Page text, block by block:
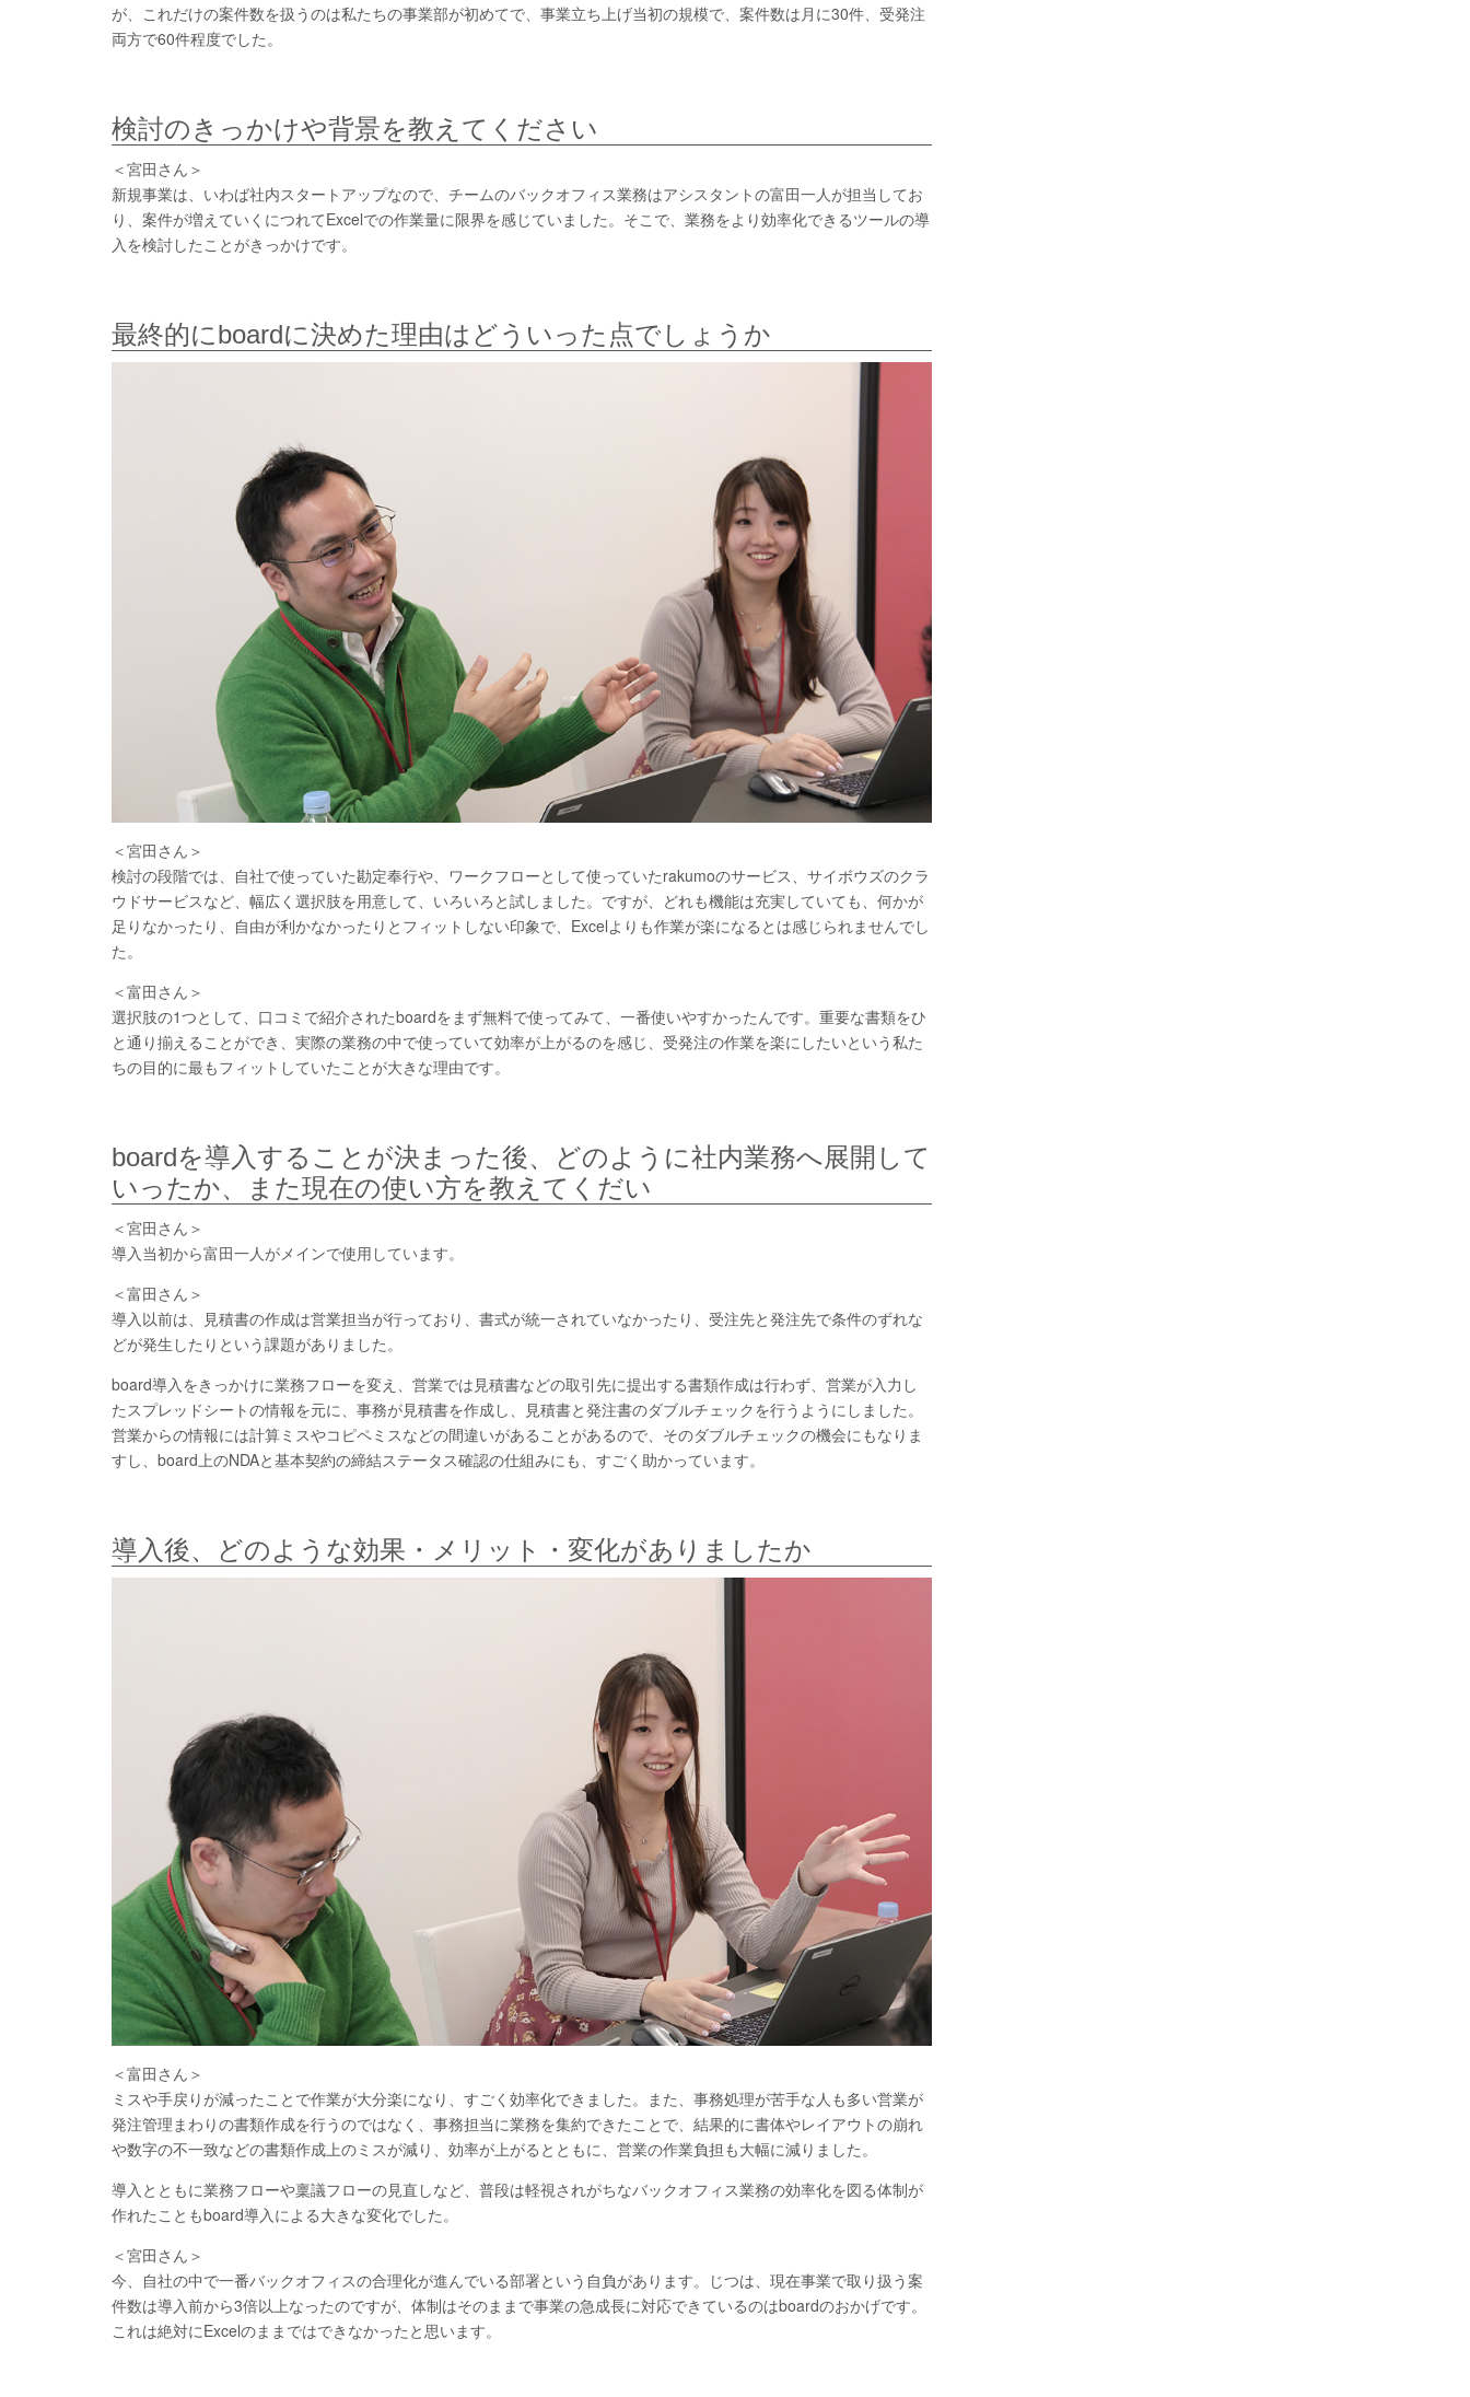
が、これだけの案件数を扱うのは私たちの事業部が初めてで、事業立ち上げ当初の規模で、案件数は月に30件、受発注
両方で60件程度でした。
検討のきっかけや背景を教えてください
＜宮田さん＞
新規事業は、いわば社内スタートアップなので、チームのバックオフィス業務はアシスタントの富田一人が担当してお
り、案件が増えていくにつれてExcelでの作業量に限界を感じていました。そこで、業務をより効率化できるツールの導
入を検討したことがきっかけです。
最終的にboardに決めた理由はどういった点でしょうか
＜宮田さん＞
検討の段階では、自社で使っていた勘定奉行や、ワークフローとして使っていたrakumoのサービス、サイボウズのクラ
ウドサービスなど、幅広く選択肢を用意して、いろいろと試しました。ですが、どれも機能は充実していても、何かが
足りなかったり、自由が利かなかったりとフィットしない印象で、Excelよりも作業が楽になるとは感じられませんでし
た。
＜富田さん＞
選択肢の1つとして、口コミで紹介されたboardをまず無料で使ってみて、一番使いやすかったんです。重要な書類をひ
と通り揃えることができ、実際の業務の中で使っていて効率が上がるのを感じ、受発注の作業を楽にしたいという私た
ちの目的に最もフィットしていたことが大きな理由です。
boardを導入することが決まった後、どのように社内業務へ展開して
いったか、また現在の使い方を教えてくだい
＜宮田さん＞
導入当初から富田一人がメインで使用しています。
＜富田さん＞
導入以前は、見積書の作成は営業担当が行っており、書式が統一されていなかったり、受注先と発注先で条件のずれな
どが発生したりという課題がありました。
board導入をきっかけに業務フローを変え、営業では見積書などの取引先に提出する書類作成は行わず、営業が入力し
たスプレッドシートの情報を元に、事務が見積書を作成し、見積書と発注書のダブルチェックを行うようにしました。
営業からの情報には計算ミスやコピペミスなどの間違いがあることがあるので、そのダブルチェックの機会にもなりま
すし、board上のNDAと基本契約の締結ステータス確認の仕組みにも、すごく助かっています。
導入後、どのような効果・メリット・変化がありましたか
＜富田さん＞
ミスや手戻りが減ったことで作業が大分楽になり、すごく効率化できました。また、事務処理が苦手な人も多い営業が
発注管理まわりの書類作成を行うのではなく、事務担当に業務を集約できたことで、結果的に書体やレイアウトの崩れ
や数字の不一致などの書類作成上のミスが減り、効率が上がるとともに、営業の作業負担も大幅に減りました。
導入とともに業務フローや稟議フローの見直しなど、普段は軽視されがちなバックオフィス業務の効率化を図る体制が
作れたこともboard導入による大きな変化でした。
＜宮田さん＞
今、自社の中で一番バックオフィスの合理化が進んでいる部署という自負があります。じつは、現在事業で取り扱う案
件数は導入前から3倍以上なったのですが、体制はそのままで事業の急成長に対応できているのはboardのおかげです。
これは絶対にExcelのままではできなかったと思います。